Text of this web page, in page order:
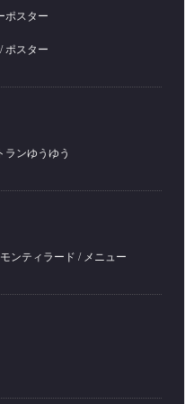
ポスター
/ポスター
ランゆうゆう
ンティラード / メニュー